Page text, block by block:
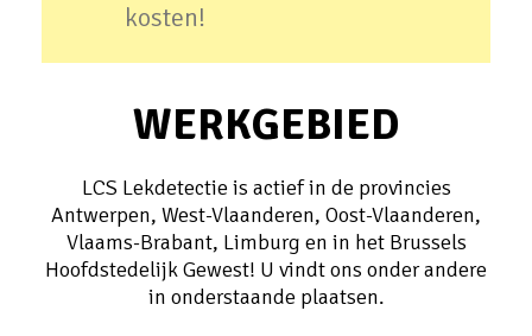
kosten!
WERKGEBIED
LCS Lekdetectie is actief in de provincies
Antwerpen, West-Vlaanderen, Oost-Vlaanderen,
Vlaams-Brabant, Limburg en in het Brussels
Hoofdstedelijk Gewest! U vindt ons onder andere
in onderstaande plaatsen.